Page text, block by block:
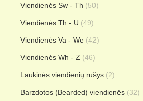
Viendienės Sw - Th (50)
Viendienės Th - U (49)
Viendienės Va - We (42)
Viendienės Wh - Z (46)
Laukinės viendienių rūšys (2)
Barzdotos (Bearded) viendienės (32)